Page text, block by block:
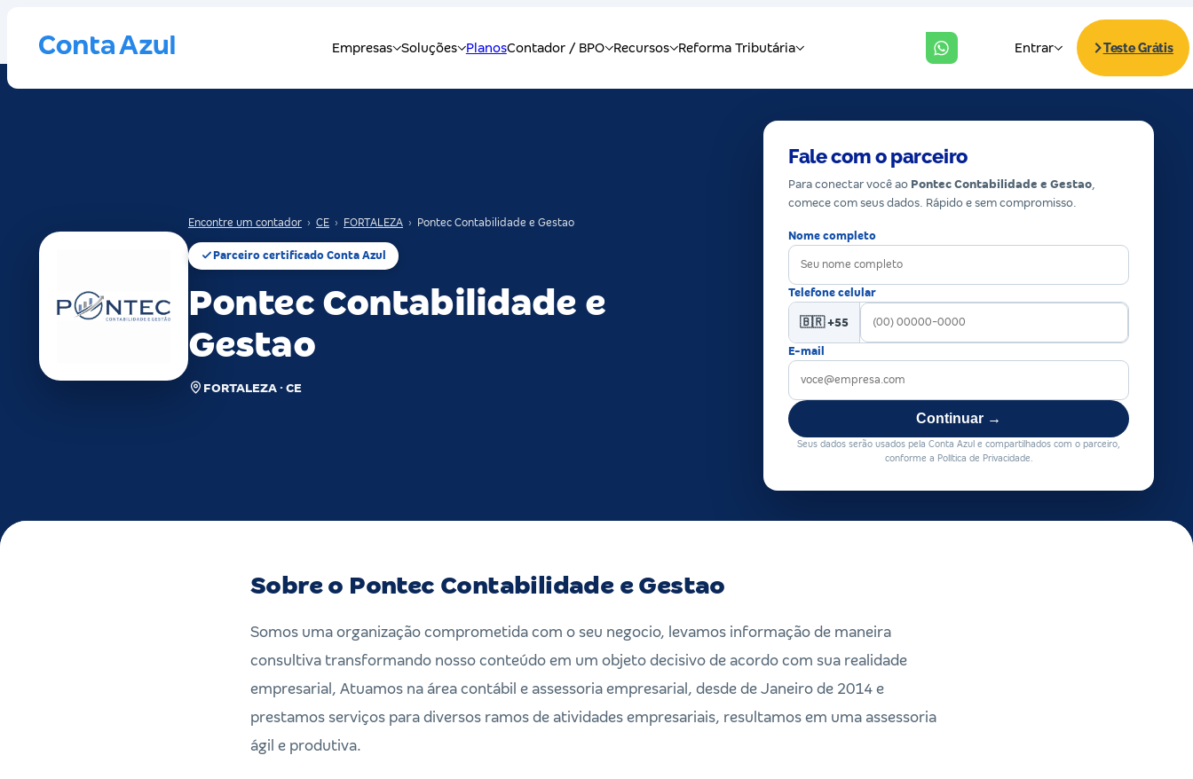
Encontre um contador › CE › FORTALEZA › Pontec Contabilidade e Gestao
Parceiro certificado Conta Azul
Pontec Contabilidade e
Gestao
FORTALEZA · CE
Fale com o parceiro
Para conectar você ao Pontec Contabilidade e Gestao,
comece com seus dados. Rápido e sem compromisso.
Nome completo
Telefone celular
🇧🇷 +55
E-mail
Continuar →
Seus dados serão usados pela Conta Azul e compartilhados com o parceiro,
conforme a Política de Privacidade.
Sobre o Pontec Contabilidade e Gestao
Somos uma organização comprometida com o seu negocio, levamos informação de maneira
consultiva transformando nosso conteúdo em um objeto decisivo de acordo com sua realidade
empresarial, Atuamos na área contábil e assessoria empresarial, desde de Janeiro de 2014 e
prestamos serviços para diversos ramos de atividades empresariais, resultamos em uma assessoria
ágil e produtiva.